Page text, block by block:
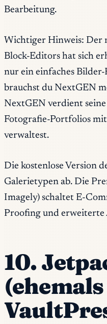
Bearbeitung.
Wichtiger Hinweis: Der
Block-Editors hat sich
nur ein einfaches
brauchst du NextGEN
NextGEN verdient
Fotografie-Portfolios
verwaltest.
Die kostenlose Version
Galerietypen ab. Die
Imagely) schaltet E-
Proofing und erweiterte
10.
(ehemals